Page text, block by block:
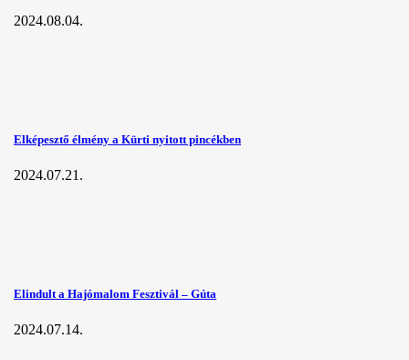
2024.08.04.
Elképesztő élmény a Kürti nyitott pincékben
2024.07.21.
Elindult a Hajómalom Fesztivál – Gúta
2024.07.14.